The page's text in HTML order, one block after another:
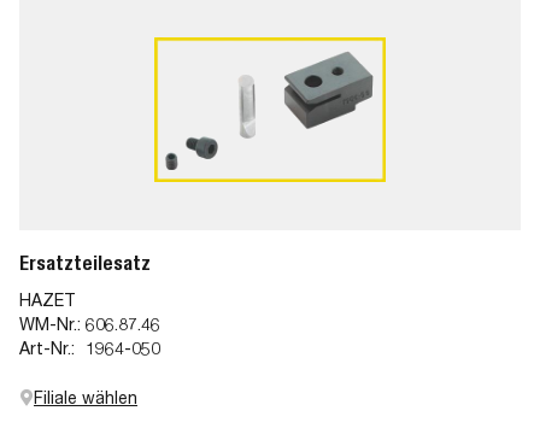
Ersatzteilesatz
HAZET
WM-Nr.: 606.87.46
Art-Nr.:
1964-050
Filiale wählen